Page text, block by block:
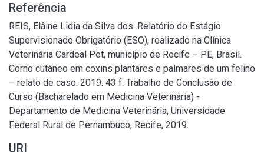
Referência
REIS, Elâine Lidia da Silva dos. Relatório do Estágio
Supervisionado Obrigatório (ESO), realizado na Clínica
Veterinária Cardeal Pet, município de Recife – PE, Brasil.
Corno cutâneo em coxins plantares e palmares de um felino
– relato de caso. 2019. 43 f. Trabalho de Conclusão de
Curso (Bacharelado em Medicina Veterinária) -
Departamento de Medicina Veterinária, Universidade
Federal Rural de Pernambuco, Recife, 2019.
URI